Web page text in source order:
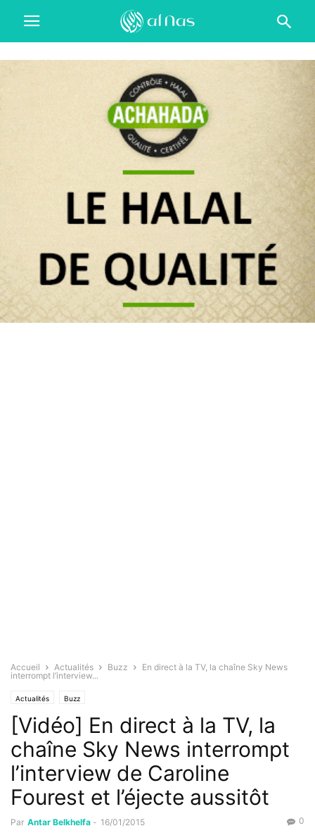
Accueil Actualités Buzz
En direct à la TV, la chaîne Sky News
interrompt l’interview...
Actualités Buzz
[Vidéo] En direct à la TV, la
chaîne Sky News interrompt
l’interview de Caroline
Fourest et l’éjecte aussitôt
Par Antar Belkhelfa - 16/01/2015 0